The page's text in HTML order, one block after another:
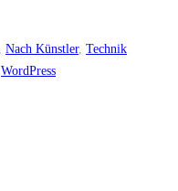
Nach Künstler, Technik
WordPress